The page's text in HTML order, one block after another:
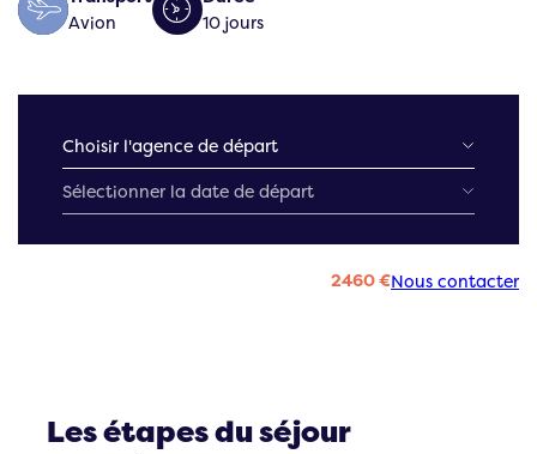
Avion 10 jours
2460 €Nous contacter
Les étapes du séjour